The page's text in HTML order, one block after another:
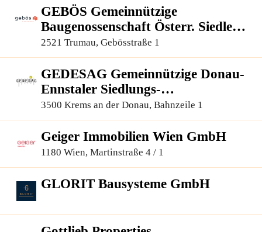
GEBÖS Gemeinnützige
Baugenossenschaft Österr. Siedler
und Mieter, reg.Gen.m.b.H.
2521 Trumau, Gebösstraße 1
GEDESAG Gemeinnützige Donau-
Ennstaler Siedlungs-
Aktiengesellschaft
3500 Krems an der Donau, Bahnzeile 1
Geiger Immobilien Wien GmbH
1180 Wien, Martinstraße 4 / 1
GLORIT Bausysteme GmbH